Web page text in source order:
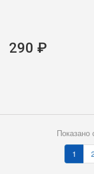
290 ₽
Показано
1